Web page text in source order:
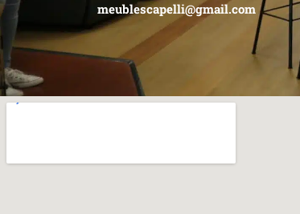
meublescapelli@gmail.com